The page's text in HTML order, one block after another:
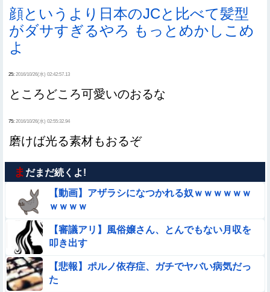
顔というより日本のJCと比べて髪型
がダサすぎるやろ もっとめかしこめ
よ
25: 2016/10/26(水) 02:42:57.13
ところどころ可愛いのおるな
75: 2016/10/26(水) 02:55:32.94
磨けば光る素材もおるぞ
ま だまだ続くよ!
【動画】アザラシになつかれる奴ｗｗｗｗｗｗ
ｗｗｗｗ
【審議アリ】風俗嬢さん、とんでもない月収を
叩き出す
【悲報】ポルノ依存症、ガチでヤバい病気だっ
た